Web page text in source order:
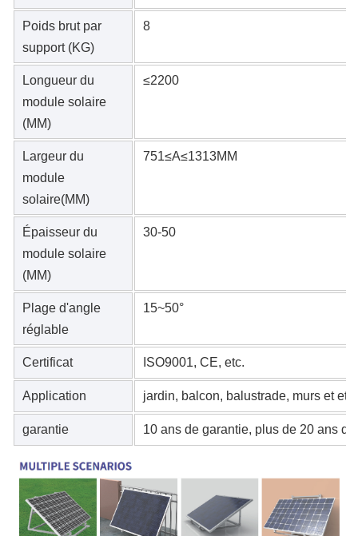
Poids brut par
support (KG)
8
Longueur du
module solaire
(MM)
≤2200
Largeur du
module
solaire(MM)
751≤A≤1313MM
Épaisseur du
module solaire
(MM)
30-50
Plage d'angle
réglable
15~50°
Certificat ISO9001, CE, etc.
Application jardin, balcon, balustrade, murs et etc.
garantie 10 ans de garantie, plus de 20 ans